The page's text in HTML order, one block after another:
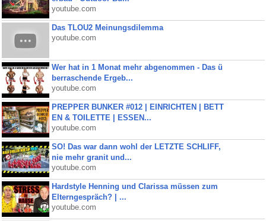
youtube.com
Das TLOU2 Meinungsdilemma
youtube.com
Wer hat in 1 Monat mehr abgenommen - Das ü
berraschende Ergeb...
youtube.com
PREPPER BUNKER #012 | EINRICHTEN | BETT
EN & TOILETTE | ESSEN...
youtube.com
SO! Das war dann wohl der LETZTE SCHLIFF,
nie mehr granit und...
youtube.com
Hardstyle Henning und Clarissa müssen zum
Elterngespräch? | ...
youtube.com